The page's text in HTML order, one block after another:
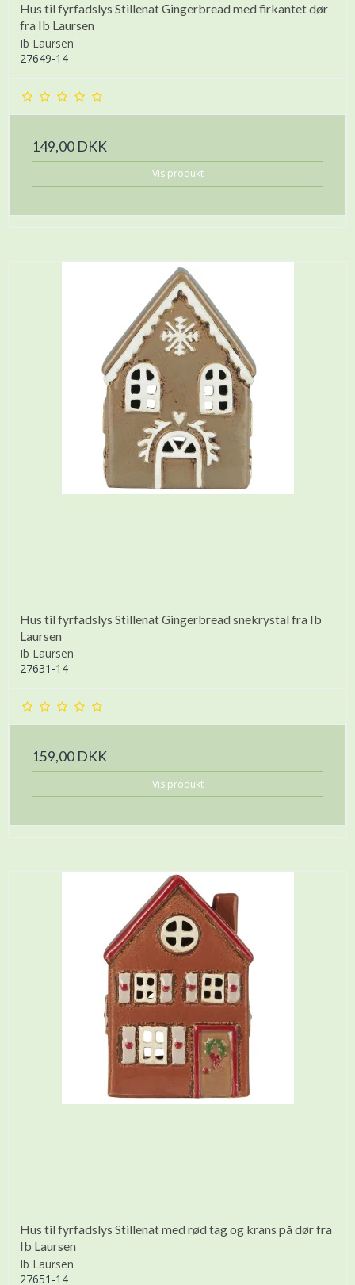
Hus til fyrfadslys Stillenat Gingerbread med firkantet dør
fra Ib Laursen
Ib Laursen
27649-14
149,00 DKK
Vis produkt
Hus til fyrfadslys Stillenat Gingerbread snekrystal fra Ib
Laursen
Ib Laursen
27631-14
159,00 DKK
Vis produkt
Hus til fyrfadslys Stillenat med rød tag og krans på dør fra
Ib Laursen
Ib Laursen
27651-14